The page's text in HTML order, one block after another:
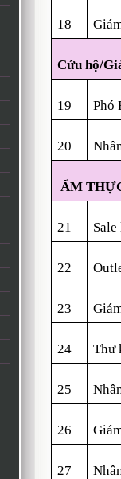
18
Cứu hộ/
19 Phó
20
ẨM
21
22
23
24 Thư
25
26
27